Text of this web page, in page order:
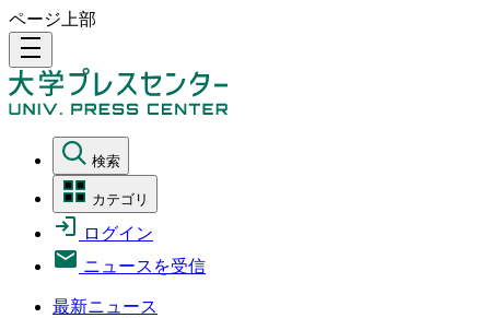
ページ上部
density_medium
検索
カテゴリ
ログイン
ニュースを受信
最新ニュース